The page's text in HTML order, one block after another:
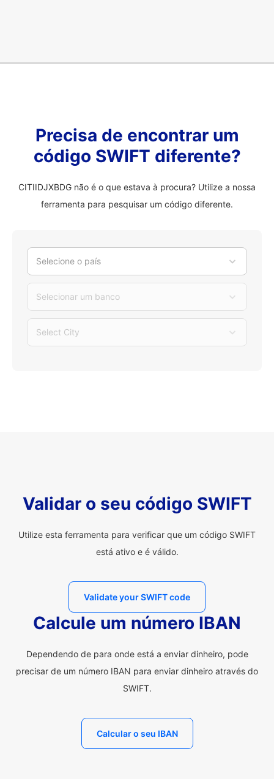
Precisa de encontrar um
código SWIFT diferente?
CITIIDJXBDG não é o que estava à procura? Utilize a nossa
ferramenta para pesquisar um código diferente.
Selecione o país
Selecionar um banco
Select City
Validar o seu código SWIFT
Utilize esta ferramenta para verificar que um código SWIFT
está ativo e é válido.
Validate your SWIFT code
Calcule um número IBAN
Dependendo de para onde está a enviar dinheiro, pode
precisar de um número IBAN para enviar dinheiro através do
SWIFT.
Calcular o seu IBAN